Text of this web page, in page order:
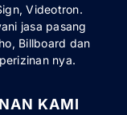
Videotron.
jasa pasang
Billboard dan
nya.
KAMI